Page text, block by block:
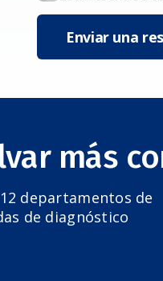
Enviar una
más
departamentos de
de diagnóstico